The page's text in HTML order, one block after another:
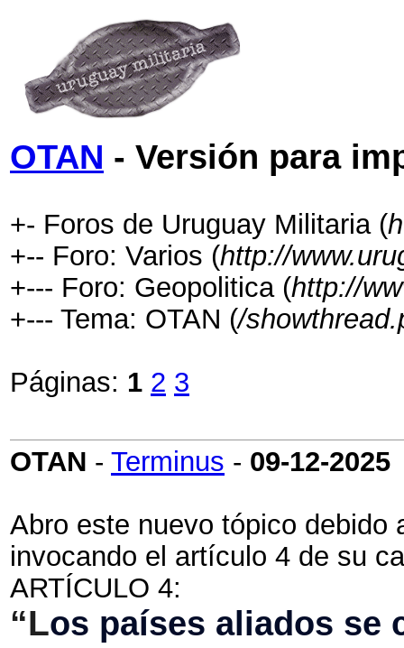
OTAN - Versión para
+- Foros de Uruguay Militaria (
+-- Foro: Varios (http://
+--- Foro: Geopolitica (http://
+--- Tema: OTAN (/
Páginas: 1 2 3
OTAN - Terminus - 09-12-2025
Abro este nuevo tópico debido
invocando el artículo 4 de su
ARTÍCULO 4:
“Los países aliados se